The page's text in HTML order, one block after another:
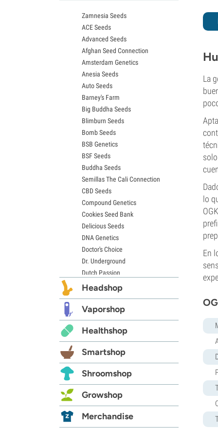
La
lo
En
Semillas de Granddaddy Purple
Semillas de OG Kush
Semillas de Blue Dream
Semillas de Lemon Haze
Semillas de Bruce Banner
Semillas de Gelato
Semillas de Sour Diesel
Semillas de Jack Herer
Semillas de Girl Scout Cookies
Semillas de Wedding Cake
Semillas de Zkittlez
Semillas de Pineapple Express
Semillas de Chemdawg
Semillas de Hindu Kush
Semillas de Mimosa
Zamnesia Seeds
ACE Seeds
Advanced Seeds
Afghan Seed Connection
Amsterdam Genetics
Anesia Seeds
Auto Seeds
Barney's Farm
Big Buddha Seeds
Blimburn Seeds
Bomb Seeds
BSB Genetics
BSF Seeds
Buddha Seeds
Semillas The Cali Connection
CBD Seeds
Compound Genetics
Cookies Seed Bank
Delicious Seeds
DNA Genetics
Doctor's Choice
Dr. Underground
Dutch Passion
Elite Seeds
Exotic Seed
Expert Seeds
FastBuds
Female Seeds
French Touch Seeds
Garden of Green
GeneSeeds
G13 Labs
Grass-O-Matic
Headshop
Vaporshop
Healthshop
Smartshop
Shroomshop
Growshop
Merchandise